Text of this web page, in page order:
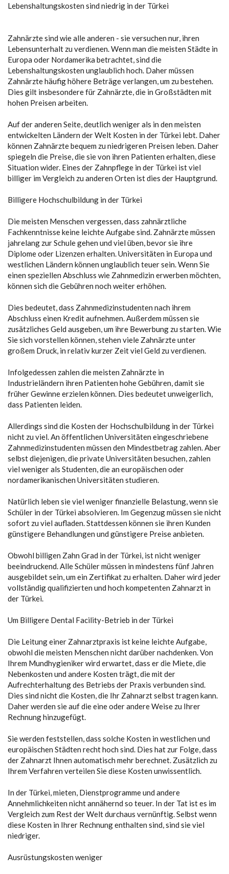
Lebenshaltungskosten sind niedrig in der Türkei
Zahnärzte sind wie alle anderen - sie versuchen nur, ihren
Lebensunterhalt zu verdienen. Wenn man die meisten Städte in
Europa oder Nordamerika betrachtet, sind die
Lebenshaltungskosten unglaublich hoch. Daher müssen
Zahnärzte häufig höhere Beträge verlangen, um zu bestehen.
Dies gilt insbesondere für Zahnärzte, die in Großstädten mit
hohen Preisen arbeiten.
Auf der anderen Seite, deutlich weniger als in den meisten
entwickelten Ländern der Welt Kosten in der Türkei lebt. Daher
können Zahnärzte bequem zu niedrigeren Preisen leben. Daher
spiegeln die Preise, die sie von ihren Patienten erhalten, diese
Situation wider. Eines der Zahnpflege in der Türkei ist viel
billiger im Vergleich zu anderen Orten ist dies der Hauptgrund.
Billigere Hochschulbildung in der Türkei
Die meisten Menschen vergessen, dass zahnärztliche
Fachkenntnisse keine leichte Aufgabe sind. Zahnärzte müssen
jahrelang zur Schule gehen und viel üben, bevor sie ihre
Diplome oder Lizenzen erhalten. Universitäten in Europa und
westlichen Ländern können unglaublich teuer sein. Wenn Sie
einen speziellen Abschluss wie Zahnmedizin erwerben möchten,
können sich die Gebühren noch weiter erhöhen.
Dies bedeutet, dass Zahnmedizinstudenten nach ihrem
Abschluss einen Kredit aufnehmen. Außerdem müssen sie
zusätzliches Geld ausgeben, um ihre Bewerbung zu starten. Wie
Sie sich vorstellen können, stehen viele Zahnärzte unter
großem Druck, in relativ kurzer Zeit viel Geld zu verdienen.
Infolgedessen zahlen die meisten Zahnärzte in
Industrieländern ihren Patienten hohe Gebühren, damit sie
früher Gewinne erzielen können. Dies bedeutet unweigerlich,
dass Patienten leiden.
Allerdings sind die Kosten der Hochschulbildung in der Türkei
nicht zu viel. An öffentlichen Universitäten eingeschriebene
Zahnmedizinstudenten müssen den Mindestbetrag zahlen. Aber
selbst diejenigen, die private Universitäten besuchen, zahlen
viel weniger als Studenten, die an europäischen oder
nordamerikanischen Universitäten studieren.
Natürlich leben sie viel weniger finanzielle Belastung, wenn sie
Schüler in der Türkei absolvieren. Im Gegenzug müssen sie nicht
sofort zu viel aufladen. Stattdessen können sie ihren Kunden
günstigere Behandlungen und günstigere Preise anbieten.
Obwohl billigen Zahn Grad in der Türkei, ist nicht weniger
beeindruckend. Alle Schüler müssen in mindestens fünf Jahren
ausgebildet sein, um ein Zertifikat zu erhalten. Daher wird jeder
vollständig qualifizierten und hoch kompetenten Zahnarzt in
der Türkei.
Um Billigere Dental Facility-Betrieb in der Türkei
Die Leitung einer Zahnarztpraxis ist keine leichte Aufgabe,
obwohl die meisten Menschen nicht darüber nachdenken. Von
Ihrem Mundhygieniker wird erwartet, dass er die Miete, die
Nebenkosten und andere Kosten trägt, die mit der
Aufrechterhaltung des Betriebs der Praxis verbunden sind.
Dies sind nicht die Kosten, die Ihr Zahnarzt selbst tragen kann.
Daher werden sie auf die eine oder andere Weise zu Ihrer
Rechnung hinzugefügt.
Sie werden feststellen, dass solche Kosten in westlichen und
europäischen Städten recht hoch sind. Dies hat zur Folge, dass
der Zahnarzt Ihnen automatisch mehr berechnet. Zusätzlich zu
Ihrem Verfahren verteilen Sie diese Kosten unwissentlich.
In der Türkei, mieten, Dienstprogramme und andere
Annehmlichkeiten nicht annähernd so teuer. In der Tat ist es im
Vergleich zum Rest der Welt durchaus vernünftig. Selbst wenn
diese Kosten in Ihrer Rechnung enthalten sind, sind sie viel
niedriger.
Ausrüstungskosten weniger